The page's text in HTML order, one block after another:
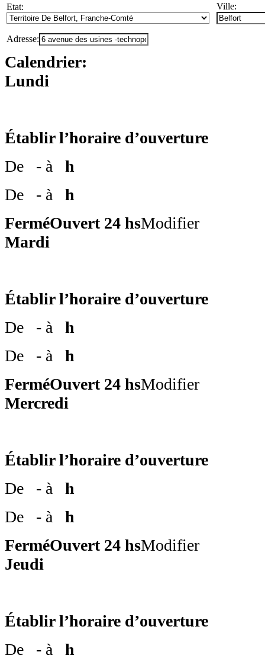
Etat: Ville:
Adresse:
Calendrier:
Lundi
Établir l’horaire d’ouverture
De
- à
h
De
- à
h
FerméOuvert 24 hsModifier
Mardi
Établir l’horaire d’ouverture
De
- à
h
De
- à
h
FerméOuvert 24 hsModifier
Mercredi
Établir l’horaire d’ouverture
De
- à
h
De
- à
h
FerméOuvert 24 hsModifier
Jeudi
Établir l’horaire d’ouverture
De
- à
h